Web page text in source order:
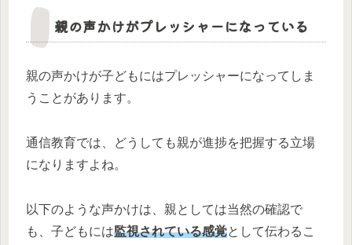
親の声かけがプレッシャーになっている
親の声かけが子どもにはプレッシャーになってしま
うことがあります。
通信教育では、どうしても親が進捗を把握する立場
になりますよね。
以下のような声かけは、親としては当然の確認で
も、子どもには監視されている感覚として伝わるこ